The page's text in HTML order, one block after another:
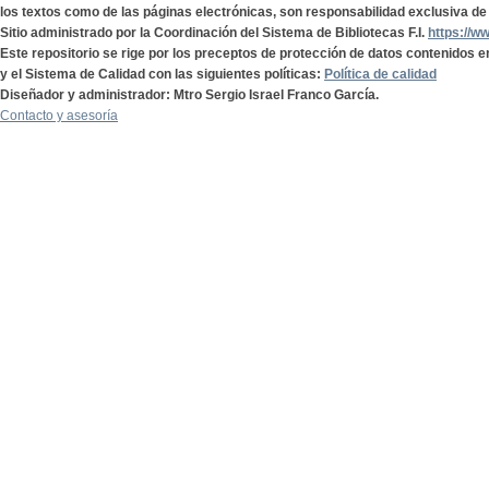
los textos como de las páginas electrónicas, son responsabilidad exclusiva
Sitio administrado por la Coordinación del Sistema de Bibliotecas F.I. https://
Este repositorio se rige por los preceptos de protección de datos contenidos
y el Sistema de Calidad con las siguientes políticas: Política de calidad
Diseñador y administrador: Mtro Sergio Israel Franco García.
Contacto y asesoría